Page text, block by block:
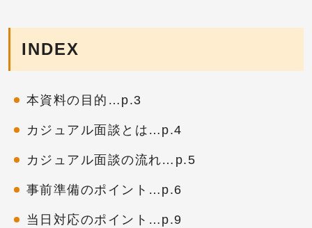
INDEX
本資料の目的…p.3
カジュアル面談とは…p.4
カジュアル面談の流れ…p.5
事前準備のポイント…p.6
当日対応のポイント…p.9